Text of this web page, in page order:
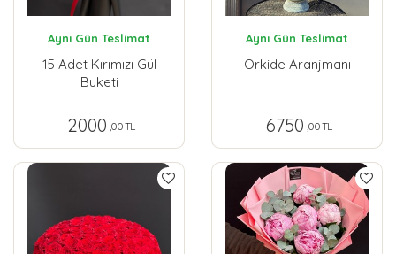
Aynı Gün Teslimat
15 Adet Kırımızı Gül
Buketi
2000 ,00 TL
Aynı Gün Teslimat
Orkide Aranjmanı
6750 ,00 TL